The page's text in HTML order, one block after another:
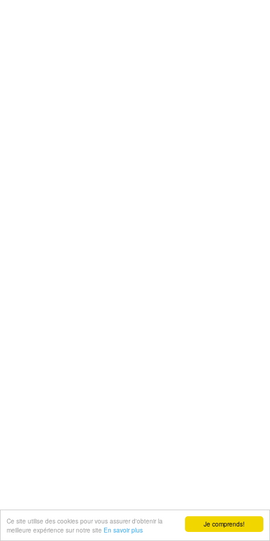
Je comprends!
Ce site utilise des cookies pour vous assurer d'obtenir la
meilleure expérience sur notre site En savoir plus